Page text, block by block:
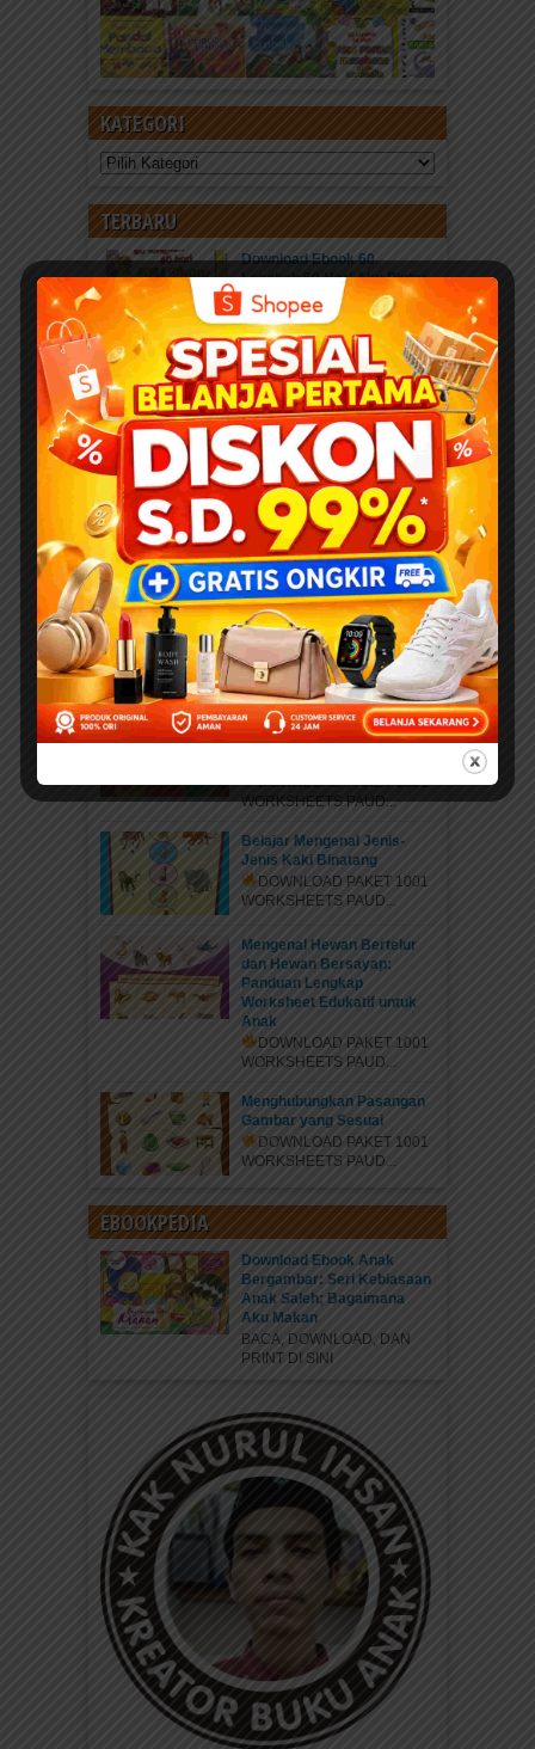
KATEGORI
Kategori
TERBARU
Download Ebook 60
Langkah 60 Hari Aku Pintar
Membaca dan Menulis (64
Halaman)
Baca Ebook Online
Download Ebook PDF 60...
Kisah Menakjubkan 25 Nabi
dan Rasul
Pahala Sedekah jariyah
ebook PDF “Kisah...
Download 400 Judul Ebook
Anak Isi 10+ Ribu Halaman
PDF Karya Kak Nurul Ihsan
DOWNLOAD EBOOK
ANAK DENGAN DONASI...
Daftar Anggota Elibrary.id
Daftar di sini Salam Sahabat
elibrary.id...
Mengenal Jenis Kaki
Binatang: Petualangan Rara
DOWNLOAD PAKET 1001
WORKSHEETS PAUD...
Belajar Mengenal Jenis-
Jenis Kaki Binatang
DOWNLOAD PAKET 1001
WORKSHEETS PAUD...
Mengenal Hewan Bertelur
dan Hewan Bersayap:
Panduan Lengkap
Worksheet Edukatif untuk
Anak
DOWNLOAD PAKET 1001
WORKSHEETS PAUD...
Menghubungkan Pasangan
Gambar yang Sesuai
DOWNLOAD PAKET 1001
WORKSHEETS PAUD...
EBOOKPEDIA
Download Ebook Anak
Bergambar: Seri Kebiasaan
Anak Saleh; Bagaimana
Aku Makan
BACA, DOWNLOAD, DAN
PRINT DI SINI